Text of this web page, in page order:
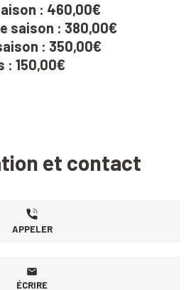
: 460,00€
saison : 380,00€
: 350,00€
: 150,00€
et contact
APPELER
ÉCRIRE